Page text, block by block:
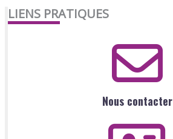
LIENS PRATIQUES
Nous contacter